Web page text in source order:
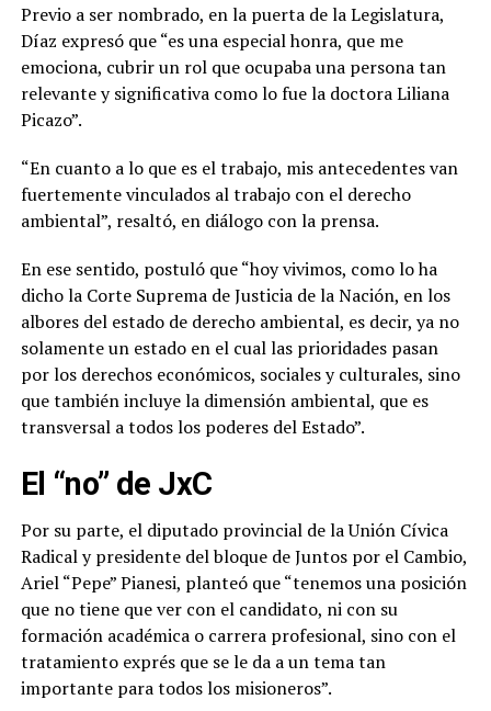
Previo a ser nombrado, en la puerta de la Legislatura,
Díaz expresó que “es una especial honra, que me
emociona, cubrir un rol que ocupaba una persona tan
relevante y significativa como lo fue la doctora Liliana
Picazo”.
“En cuanto a lo que es el trabajo, mis antecedentes van
fuertemente vinculados al trabajo con el derecho
ambiental”, resaltó, en diálogo con la prensa.
En ese sentido, postuló que “hoy vivimos, como lo ha
dicho la Corte Suprema de Justicia de la Nación, en los
albores del estado de derecho ambiental, es decir, ya no
solamente un estado en el cual las prioridades pasan
por los derechos económicos, sociales y culturales, sino
que también incluye la dimensión ambiental, que es
transversal a todos los poderes del Estado”.
El “no” de JxC
Por su parte, el diputado provincial de la Unión Cívica
Radical y presidente del bloque de Juntos por el Cambio,
Ariel “Pepe” Pianesi, planteó que “tenemos una posición
que no tiene que ver con el candidato, ni con su
formación académica o carrera profesional, sino con el
tratamiento exprés que se le da a un tema tan
importante para todos los misioneros”.